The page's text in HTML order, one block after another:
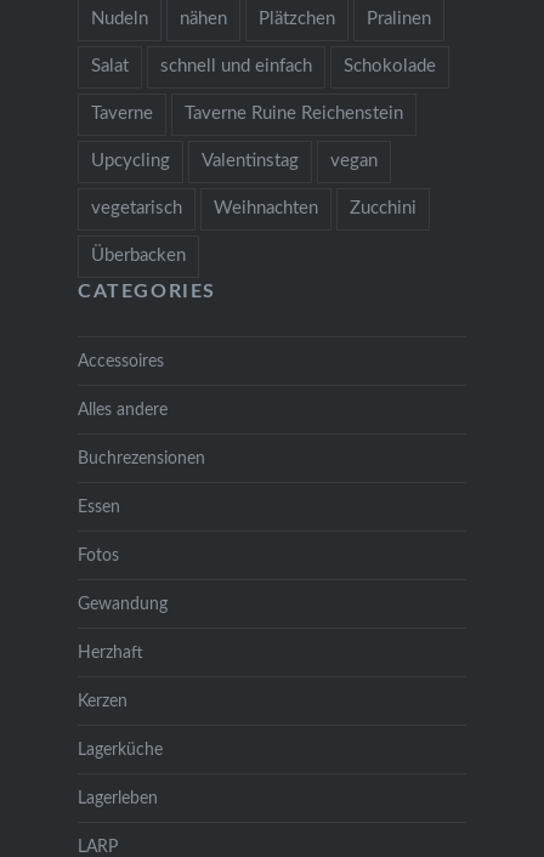
Nudeln nähen Plätzchen Pralinen
Salat schnell und einfach Schokolade
Taverne Taverne Ruine Reichenstein
Upcycling Valentinstag vegan
vegetarisch Weihnachten Zucchini
Überbacken
CATEGORIES
Accessoires
Alles andere
Buchrezensionen
Essen
Fotos
Gewandung
Herzhaft
Kerzen
Lagerküche
Lagerleben
LARP